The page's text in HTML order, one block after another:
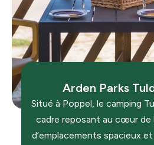
Arden Parks
Situé à Poppel, le camping
cadre reposant au cœur de
d’emplacements spacieux